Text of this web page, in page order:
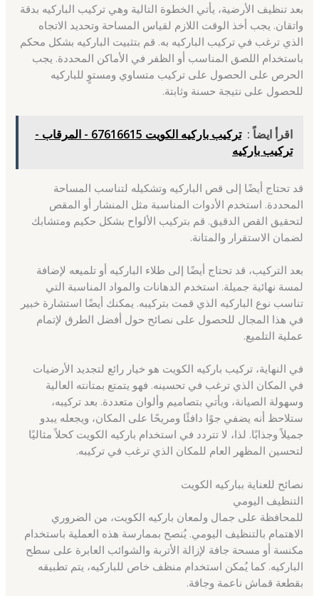
بعد تنظيف الأرضية، يأتي الخطوة التالية وهي تركيب الباركيه بدقة
واتقان. يجب أخذ الوقت اللازم لقياس المساحة وتحديد الاتجاه
الذي ترغب في تركيب الباركيه به. قم بتثبيت الباركيه بشكل محكم
باستخدام اللصق المناسب أو الظفر في الأماكن المحددة. يجب
الحرص على الحصول على تركيب متساوي ومستوٍ للباركيه
للحصول على نتيجة حسنة وثابتة.
اقرأ ايضاً :
تركيب باركيه الكويت 67616615 - المرقاب -
تركيب باركيه
قد تحتاج أيضًا إلى قص الباركيه وتشكيله لتناسب المساحة
المحددة. استخدم الأدوات المناسبة مثل المنشار أو المقص
لتحقيق القص الدقيق. قم بتركيب الألواح بشكل حكيم ومتشابك
لضمان الاستقرار والمتانة.
بعد التركيب، قد تحتاج أيضًا إلى طلاء الباركيه أو تلميعه لإضافة
لمسة نهائية جميلة. استخدم الدهانات والمواد المناسبة التي
تناسب نوع الباركيه الذي قمت بتركيبه. يمكنك أيضًا استشارة خبير
في هذا المجال للحصول على نصائح حول أفضل الطرق لإتمام
عملية التلميع.
في النهاية، تركيب باركيه الكويت هو خيار رائع لتجديد الأرضيات
في المكان الذي ترغب في تحسينه. فهو يتمتع بمتانته العالية
وسهولة الصيانة، ويأتي بتصاميم وألوان متعددة. بعد تركيبه،
ستلاحظ أنه يضفي جوًا دافئًا ومريحًا على المكان، ويجعله يبدو
جميلاً وجذابًا. لذا، لا تتردد في استخدام باركيه الكويت كحلاً مثاليًا
لتحسين المظهر العام للمكان الذي ترغب في تركيبه.
نصائح للعناية بباركيه الكويت
التنظيف اليومي
للمحافظة على جمال ولمعان باركيه الكويت، من الضروري
الاهتمام بالتنظيف اليومي. يُنصح بممارسة هذه العملية باستخدام
مكنسة أو مسحة جافة لإزالة الأتربة والشوائب العابرة على سطح
الباركيه. كما يُمكن استخدام منظف خاص للباركيه، يتم تطبيقه
بقطعة قماش ناعمة وجافة.